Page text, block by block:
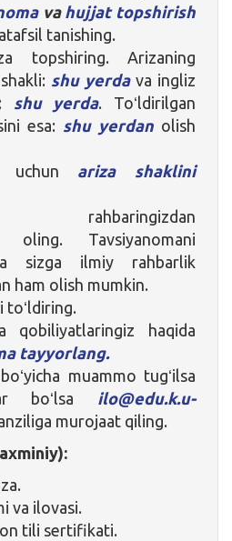
va hujjat topshirish
tanishing.
topshiring. Arizaning
shu yerdava ingliz
shu yerda. Toʻldirilgan
esa: shu yerdan olish
uchun ariza shaklini
Tavsiyanomani
sizga ilmiy rahbarlik
ham olish mumkin.
toʻldiring.
qobiliyatlaringiz haqida
tayyorlang.
muammo tugʻilsa
boʻlsa ilo@edu.k.u-
murojaat qiling.
va ilovasi.
tili sertifikati.